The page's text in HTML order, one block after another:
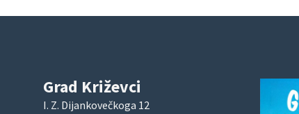
Grad Križevci
I. Z. Dijankovečkoga 12